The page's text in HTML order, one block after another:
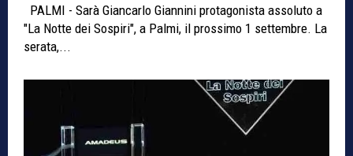
"La Notte dei Sospiri", a Palmi, il prossimo 1 settembre. La
serata,...